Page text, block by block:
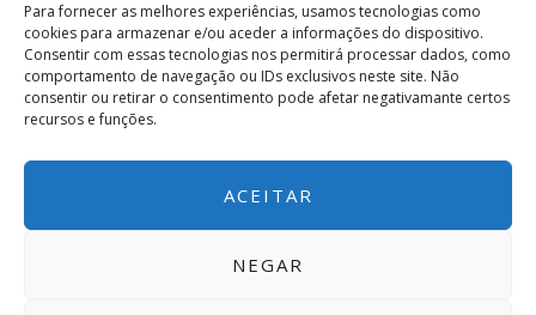
Para fornecer as melhores experiências, usamos tecnologias como
cookies para armazenar e/ou aceder a informações do dispositivo.
Consentir com essas tecnologias nos permitirá processar dados, como
comportamento de navegação ou IDs exclusivos neste site. Não
consentir ou retirar o consentimento pode afetar negativamante certos
recursos e funções.
ACEITAR
NEGAR